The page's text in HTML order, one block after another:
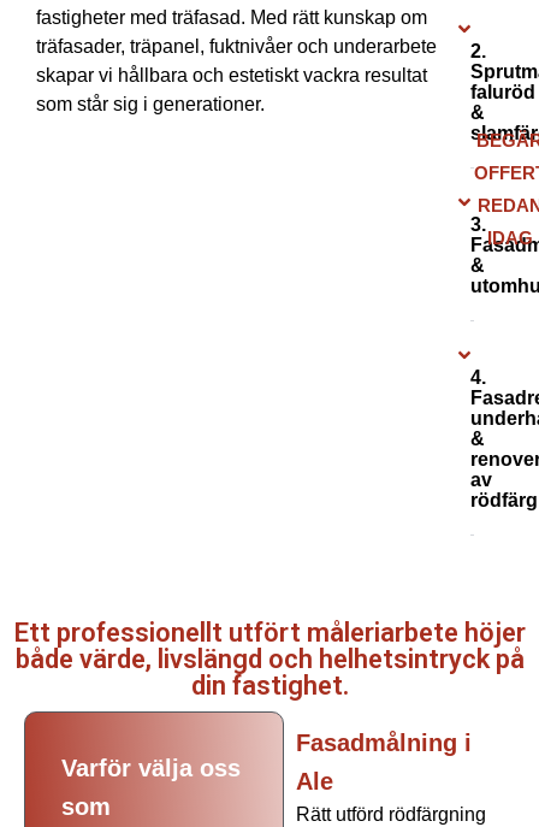
fastigheter med träfasad. Med rätt kunskap om
träfasader, träpanel, fuktnivåer och underarbete
skapar vi hållbara och estetiskt vackra resultat
som står sig i generationer.
2.
faluröd
&
3.
&
4.
&
av
rödfärg
IDAG
Ett professionellt utfört måleriarbete höjer
både värde, livslängd och helhetsintryck på
din fastighet.
Varför välja oss
som
Fasadmålning i
Ale
Rätt utförd rödfärgning